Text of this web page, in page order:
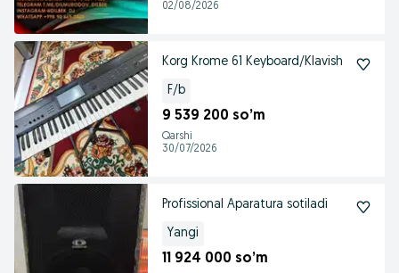
02/08/2026
Korg Krome 61 Keyboard/Klavish
F/b
9 539 200 so’m
Qarshi
30/07/2026
Profissional Aparatura sotiladi
Yangi
11 924 000 so’m